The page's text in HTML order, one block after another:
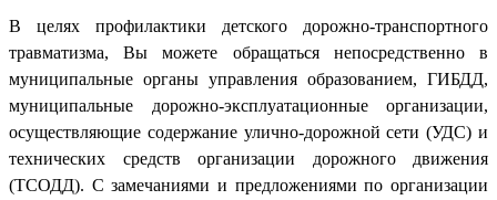
В целях профилактики детского дорожно-транспортного
травматизма, Вы можете обращаться непосредственно в
муниципальные органы управления образованием, ГИБДД,
муниципальные дорожно-эксплуатационные организации,
осуществляющие содержание улично-дорожной сети (УДС) и
технических средств организации дорожного движения
(ТСОДД). С замечаниями и предложениями по организации